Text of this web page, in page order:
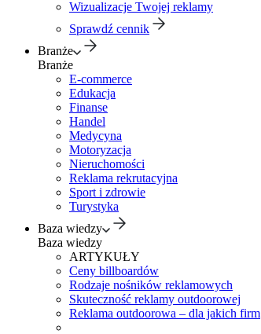
Wizualizacje Twojej reklamy
Sprawdź cennik
Branże
Branże
E-commerce
Edukacja
Finanse
Handel
Medycyna
Motoryzacja
Nieruchomości
Reklama rekrutacyjna
Sport i zdrowie
Turystyka
Baza wiedzy
Baza wiedzy
ARTYKUŁY
Ceny billboardów
Rodzaje nośników reklamowych
Skuteczność reklamy outdoorowej
Reklama outdoorowa – dla jakich firm